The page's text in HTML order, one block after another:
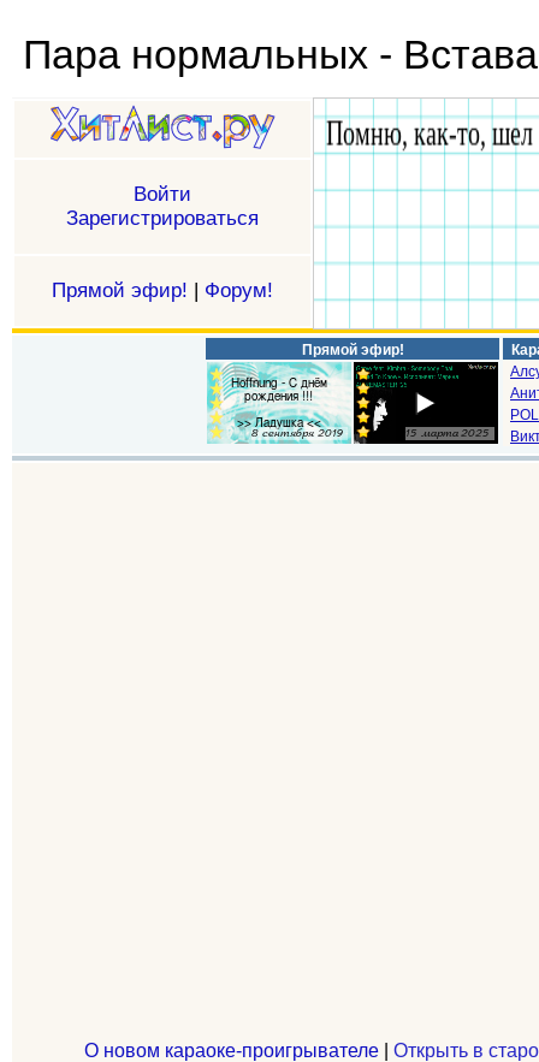
Пара нормальных -
Войти
Зарегистрироваться
Прямой эфир! | Форум!
Прямой эфир!
О новом караоке-проигрывателе| Открыть в